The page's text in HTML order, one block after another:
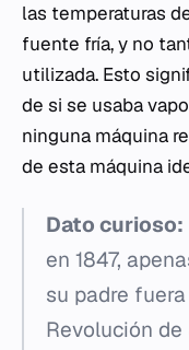
las temperaturas
fuente fría, y no
utilizada. Esto
de si se usaba
ninguna máquina
de esta máquina
Dato curioso:
en 1847,
su padre
Revolución